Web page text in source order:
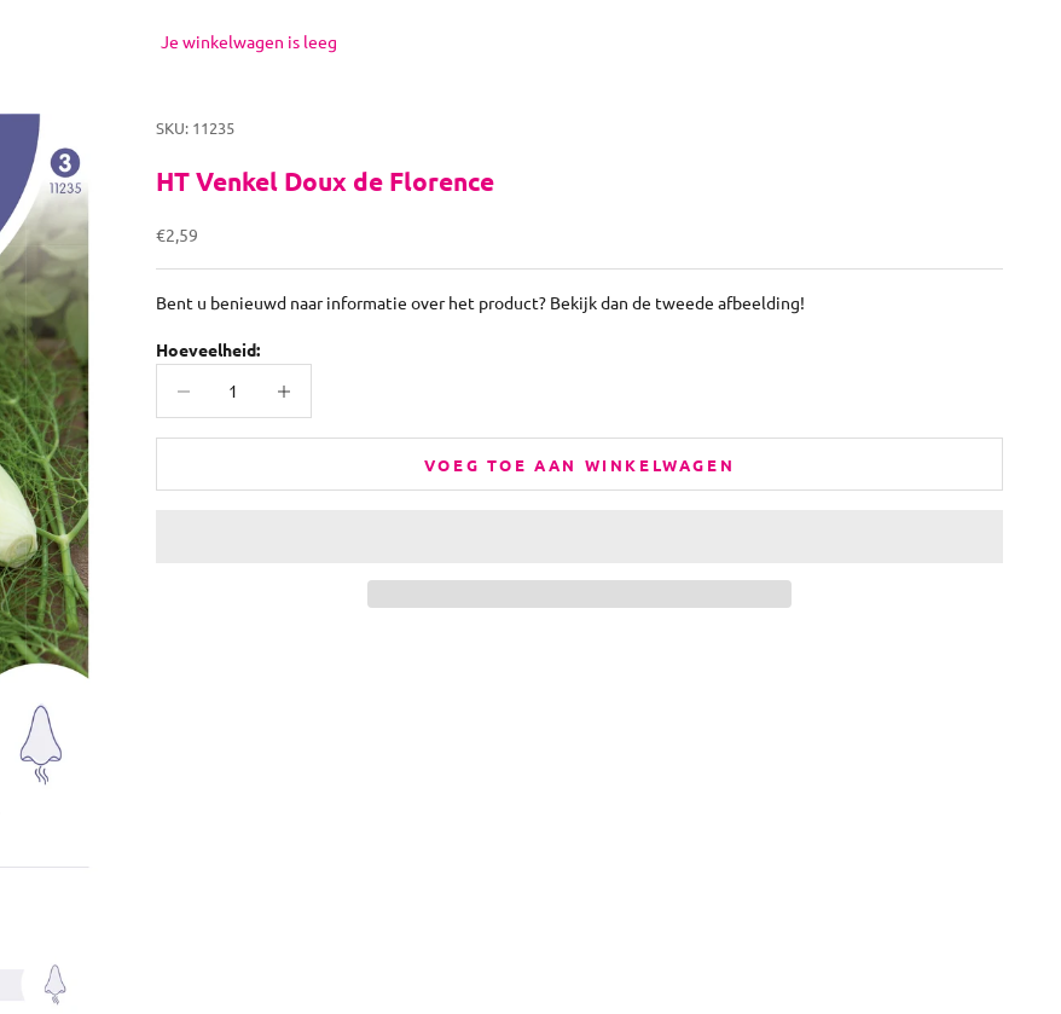
Je winkelwagen is leeg
SKU: 11235
HT Venkel Doux de Florence
Aanbiedingsprijs
€2,59
Bent u benieuwd naar informatie over het product? Bekijk dan de tweede afbeelding!
Hoeveelheid:
VOEG TOE AAN WINKELWAGEN